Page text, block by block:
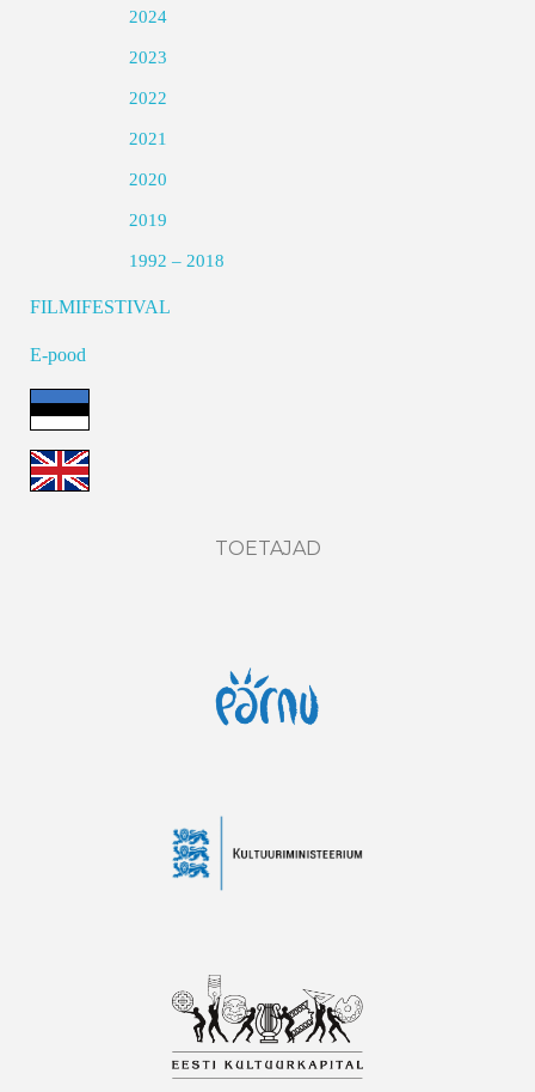
2024
2023
2022
2021
2020
2019
1992 – 2018
FILMIFESTIVAL
E-pood
TOETAJAD